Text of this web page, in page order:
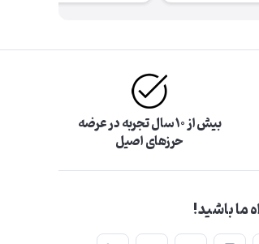
بیش از ۱۰ سال تجربه در عرضه
حرزهای اصیل
ما باشید!